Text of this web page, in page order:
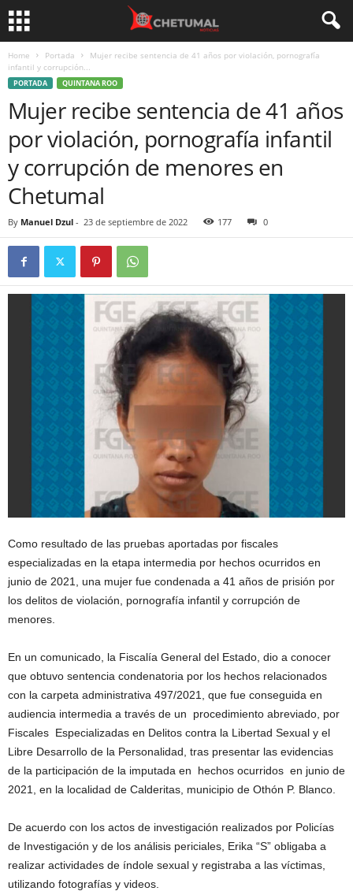
Home Portada
Mujer recibe sentencia de 41 años por violación, pornografía
infantil y corrupción...
PORTADA QUINTANA ROO
Mujer recibe sentencia de 41 años
por violación, pornografía infantil
y corrupción de menores en
Chetumal
By Manuel Dzul - 23 de septiembre de 2022 177 0
Como resultado de las pruebas aportadas por fiscales
especializadas en la etapa intermedia por hechos ocurridos en
junio de 2021, una mujer fue condenada a 41 años de prisión por
los delitos de violación, pornografía infantil y corrupción de
menores.
En un comunicado, la Fiscalía General del Estado, dio a conocer
que obtuvo sentencia condenatoria por los hechos relacionados
con la carpeta administrativa 497/2021, que fue conseguida en
audiencia intermedia a través de un procedimiento abreviado, por
Fiscales Especializadas en Delitos contra la Libertad Sexual y el
Libre Desarrollo de la Personalidad, tras presentar las evidencias
de la participación de la imputada en hechos ocurridos en junio de
2021, en la localidad de Calderitas, municipio de Othón P. Blanco.
De acuerdo con los actos de investigación realizados por Policías
de Investigación y de los análisis periciales, Erika “S” obligaba a
realizar actividades de índole sexual y registraba a las víctimas,
utilizando fotografías y videos.